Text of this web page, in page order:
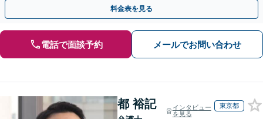
料金表を見る
電話で面談予約 メールでお問い合わせ
都 裕記
インタビュー
を見る
東京都